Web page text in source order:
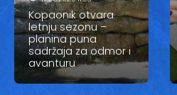
Kopaonik otvara
letnju sezonu –
planina puna
sadržaja za odmor i
avanturu